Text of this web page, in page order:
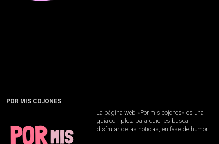
POR MIS COJONES
La página web «Por mis cojones» es una
guía completa para quienes buscan
disfrutar de las noticias, en fase de humor.